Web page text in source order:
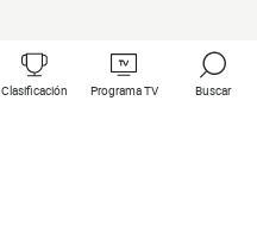
Clasificación Programa TV Buscar